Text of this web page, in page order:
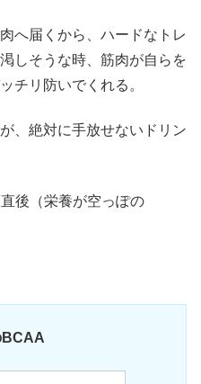
へ届くから、ハードなトレ
しそうな時、筋肉が自らを
チリ防いでくれる。
、絶対に手放せないドリン
後（栄養が空っぽの
BCAA